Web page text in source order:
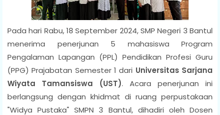
Pada hari Rabu, 18 September 2024, SMP Negeri 3 Bantul
menerima penerjunan 5 mahasiswa Program
Pengalaman Lapangan (PPL) Pendidikan Profesi Guru
(PPG) Prajabatan Semester 1 dari Universitas Sarjana
Wiyata Tamansiswa (UST). Acara penerjunan ini
berlangsung dengan khidmat di ruang perpustakaan
"Widya Pustaka" SMPN 3 Bantul, dihadiri oleh Dosen